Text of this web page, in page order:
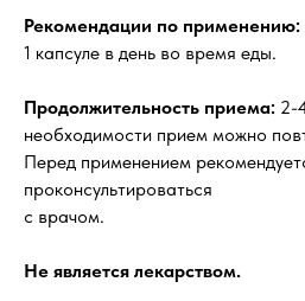
Рекомендации по применению:
1 капсуле в день во время еды.
Продолжительность приема: 2-
необходимости прием можно
Перед применением
проконсультироваться
с врачом.
Не является лекарством.